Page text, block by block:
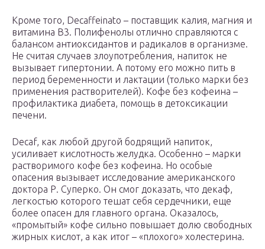
Кроме того, Decaffeinato – поставщик калия, магния и
витамина В3. Полифенолы отлично справляются с
балансом антиоксидантов и радикалов в организме.
Не считая случаев злоупотребления, напиток не
вызывает гипертонии. А потому его можно пить в
период беременности и лактации (только марки без
применения растворителей). Кофе без кофеина –
профилактика диабета, помощь в детоксикации
печени.
Decaf, как любой другой бодрящий напиток,
усиливает кислотность желудка. Особенно – марки
растворимого кофе без кофеина. Но особые
опасения вызывает исследование американского
доктора Р. Суперко. Он смог доказать, что декаф,
легкостью которого тешат себя сердечники, еще
более опасен для главного органа. Оказалось,
«промытый» кофе сильно повышает долю свободных
жирных кислот, а как итог – «плохого» холестерина.